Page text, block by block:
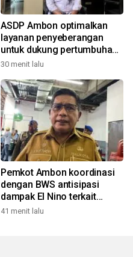
ASDP Ambon optimalkan
layanan penyeberangan
untuk dukung pertumbuhan
ekonomi dan pariwisata
30 menit lalu
Pemkot Ambon koordinasi
dengan BWS antisipasi
dampak El Nino terkait
masalah air bersih
41 menit lalu